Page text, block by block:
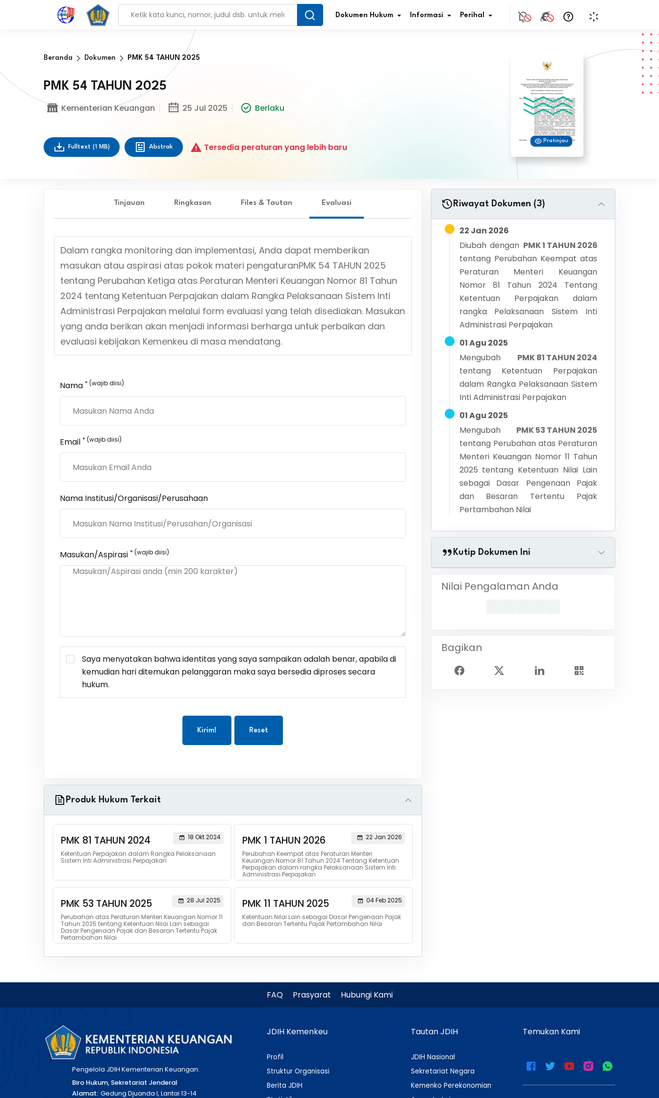
Dokumen Hukum Informasi
Simplifikasi Regulasi
Program Perencanaan
Penghargaan JDIH
Perihal
Beranda Dokumen PMK 54 TAHUN 2025
PMK 54 TAHUN 2025
Kementerian Keuangan 25 Jul 2025 Berlaku
Fulltext (1 MB) Abstrak Tersedia peraturan yang lebih baru
Pratinjau
Tinjauan Ringkasan Files & Tautan Evaluasi
Dalam rangka monitoring dan implementasi, Anda dapat memberikan
masukan atau aspirasi atas pokok materi pengaturanPMK 54 TAHUN 2025
tentang Perubahan Ketiga atas Peraturan Menteri Keuangan Nomor 81 Tahun
2024 tentang Ketentuan Perpajakan dalam Rangka Pelaksanaan Sistem Inti
Administrasi Perpajakan melalui form evaluasi yang telah disediakan. Masukan
yang anda berikan akan menjadi informasi berharga untuk perbaikan dan
evaluasi kebijakan Kemenkeu di masa mendatang.
Nama * (wajib diisi)
Email * (wajib diisi)
Nama Institusi/Organisasi/Perusahaan
Masukan/Aspirasi * (wajib diisi)
Saya menyatakan bahwa identitas yang saya sampaikan adalah benar, apabila di
kemudian hari ditemukan pelanggaran maka saya bersedia diproses secara
hukum.
Kirim! Reset
Produk Hukum Terkait
PMK 81 TAHUN 2024
18 Okt 2024
Ketentuan Perpajakan dalam Rangka Pelaksanaan
Sistem Inti Administrasi Perpajakan
PMK 1 TAHUN 2026
22 Jan 2026
Perubahan Keempat atas Peraturan Menteri
Keuangan Nomor 81 Tahun 2024 Tentang Ketentuan
Perpajakan dalam rangka Pelaksanaan Sistem Inti
Administrasi Perpajakan
PMK 53 TAHUN 2025
28 Jul 2025
Perubahan atas Peraturan Menteri Keuangan Nomor 11
Tahun 2025 tentang Ketentuan Nilai Lain sebagai
Dasar Pengenaan Pajak dan Besaran Tertentu Pajak
Pertambahan Nilai
PMK 11 TAHUN 2025
04 Feb 2025
Ketentuan Nilai Lain sebagai Dasar Pengenaan Pajak
dan Besaran Tertentu Pajak Pertambahan Nilai
Riwayat Dokumen (3)
22 Jan 2026
Diubah dengan PMK 1 TAHUN 2026
tentang Perubahan Keempat atas
Peraturan Menteri Keuangan
Nomor 81 Tahun 2024 Tentang
Ketentuan Perpajakan dalam
rangka Pelaksanaan Sistem Inti
Administrasi Perpajakan
01 Agu 2025
Mengubah
PMK 81 TAHUN 2024
tentang Ketentuan Perpajakan
dalam Rangka Pelaksanaan Sistem
Inti Administrasi Perpajakan
01 Agu 2025
Mengubah
PMK 53 TAHUN 2025
tentang Perubahan atas Peraturan
Menteri Keuangan Nomor 11 Tahun
2025 tentang Ketentuan Nilai Lain
sebagai Dasar Pengenaan Pajak
dan Besaran Tertentu Pajak
Pertambahan Nilai
Kutip Dokumen Ini
Nilai Pengalaman Anda
Bagikan
FAQ Prasyarat Hubungi Kami
Pengelola JDIH Kementerian Keuangan:
Biro Hukum, Sekretariat Jenderal
Alamat: Gedung Djuanda I, Lantai 13-14
JDIH Kemenkeu
Profil
Struktur Organisasi
Berita JDIH
Tautan JDIH
JDIH Nasional
Sekretariat Negara
Kemenko Perekonomian
Temukan Kami